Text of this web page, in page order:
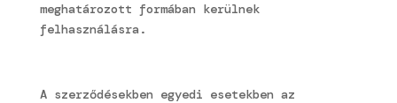
meghatározott formában kerülnek
felhasználásra.
A szerződésekben egyedi esetekben az